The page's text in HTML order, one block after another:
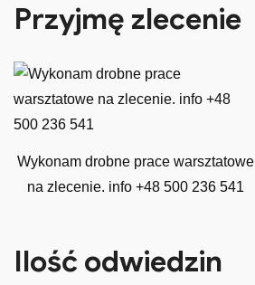
Przyjmę zlecenie
Wykonam drobne prace warsztatowe
na zlecenie. info +48 500 236 541
Ilość odwiedzin